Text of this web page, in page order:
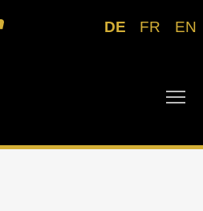
DE FR EN